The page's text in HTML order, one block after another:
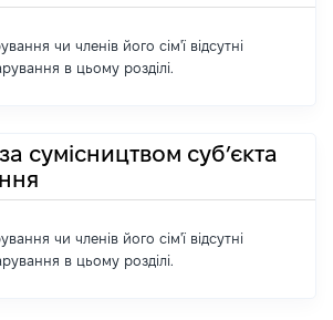
чи членів його сім'ї відсутні
в цьому розділі.
сумісництвом суб’єкта
чи членів його сім'ї відсутні
в цьому розділі.